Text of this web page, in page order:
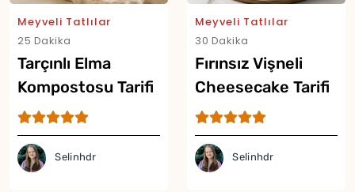
Meyveli Tatlılar
25 Dakika
Tarçınlı Elma
Kompostosu Tarifi
Selinhdr
Meyveli Tatlılar
30 Dakika
Fırınsız Vişneli
Cheesecake Tarifi
Selinhdr